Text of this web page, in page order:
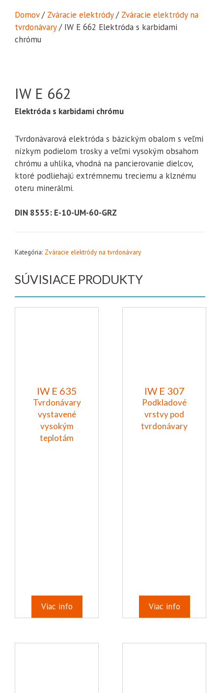
Domov/ Zváracie elektródy/ Zváracie elektródy na
tvrdonávary/ IW E 662 Elektróda s karbidami
chrómu
IW E 662
Elektróda s karbidami chrómu
Tvrdonávarová elektróda s bázickým obalom s veľmi
nízkym podielom trosky a veľmi vysokým obsahom
chrómu a uhlíka, vhodná na pancierovanie dielcov,
ktoré podliehajú extrémnemu treciemu a klznému
oteru minerálmi.
DIN 8555: E-10-UM-60-GRZ
Kategória: Zváracie elektródy na tvrdonávary
SÚVISIACE PRODUKTY
IW E 635
Tvrdonávary
vystavené
vysokým
teplotám
Viac info
IW E 307
Podkladové
vrstvy pod
tvrdonávary
Viac info